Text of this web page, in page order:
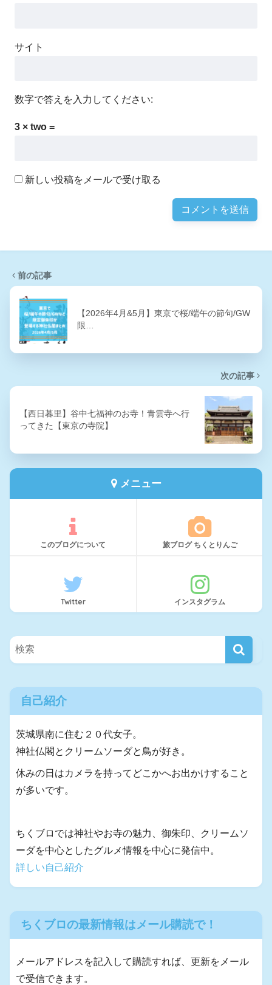
サイト
数字で答えを入力してください:
3 × two =
新しい投稿をメールで受け取る
前の記事
【2026年4月&5月】東京で桜/端午の節句/GW
限…
次の記事
【西日暮里】谷中七福神のお寺！青雲寺へ行
ってきた【東京の寺院】
メニュー
このブログについて 旅ブログ ちくとりんご
Twitter インスタグラム
自己紹介
茨城県南に住む２０代女子。
神社仏閣とクリームソーダと鳥が好き。
休みの日はカメラを持ってどこかへお出かけすること
が多いです。
ちくブロでは神社やお寺の魅力、御朱印、クリームソ
ーダを中心としたグルメ情報を中心に発信中。
詳しい自己紹介
ちくブロの最新情報はメール購読で！
メールアドレスを記入して購読すれば、更新をメール
で受信できます。